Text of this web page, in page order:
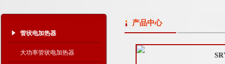
管状电加热器
大功率管状电加热器
产品中心